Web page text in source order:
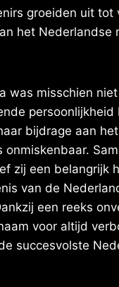
groeiden uit tot
het Nederlandse
was misschien
persoonlijkheid
bijdrage aan
onmiskenbaar.
zij een belangrijk
van de
een reeks
voor altijd
succesvolste